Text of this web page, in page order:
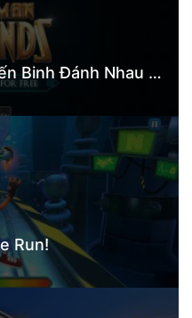
Stickman Legends: Chiến Binh Đánh Nhau Quái Vật
Run!